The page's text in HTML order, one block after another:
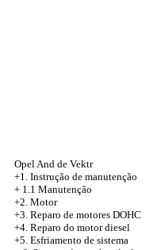
Opel And de Vektr
+1. Instrução de manutenção
+ 1.1 Manutenção
+2. Motor
+3. Reparo de motores DOHC
+4. Reparo do motor diesel
+5. Esfriamento de sistema